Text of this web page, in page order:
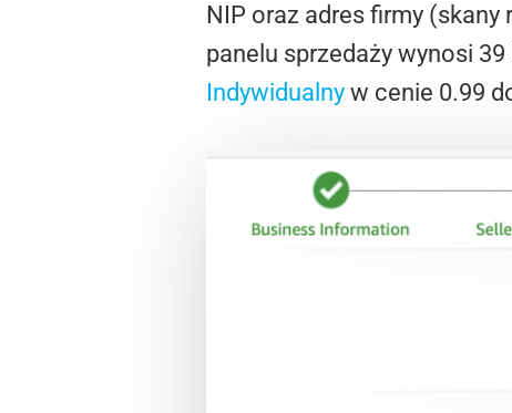
NIP oraz adres firmy
panelu sprzedaży wynosi
Indywidualny w cenie 0.99